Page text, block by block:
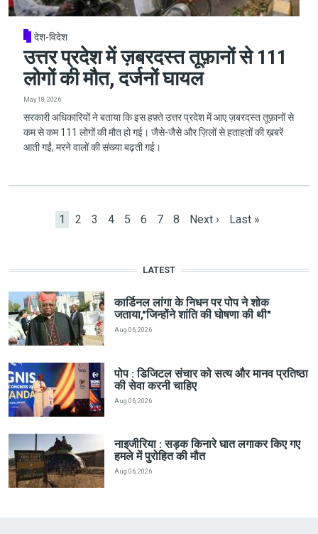
देश-विदेश
उत्तर प्रदेश में ज़बरदस्त तूफ़ानों से 111
लोगों की मौत, दर्जनों घायल
May 18, 2026
सरकारी अधिकारियों ने बताया कि इस हफ़्ते उत्तर प्रदेश में आए ज़बरदस्त तूफ़ानों से
कम से कम 111 लोगों की मौत हो गई। जैसे-जैसे और ज़िलों से हताहतों की ख़बरें
आती गईं, मरने वालों की संख्या बढ़ती गई।
Current page
1 Page
2 Page
3 Page
4 Page
5 Page
6 Page
7 Page
8 Next page
Next › Last page
Last »
LATEST
कार्डिनल लांगा के निधन पर पोप ने शोक
जताया,"जिन्होंने शांति की घोषणा की थी"
Aug 06, 2026
पोप : डिजिटल संचार को सत्य और मानव प्रतिष्ठा
की सेवा करनी चाहिए
Aug 06, 2026
नाइजीरिया : सड़क किनारे घात लगाकर किए गए
हमले में पुरोहित की मौत
Aug 06, 2026